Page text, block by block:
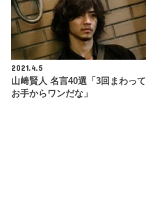
2021.4.5
山﨑賢人 名言40選「3回まわって
お手からワンだな」